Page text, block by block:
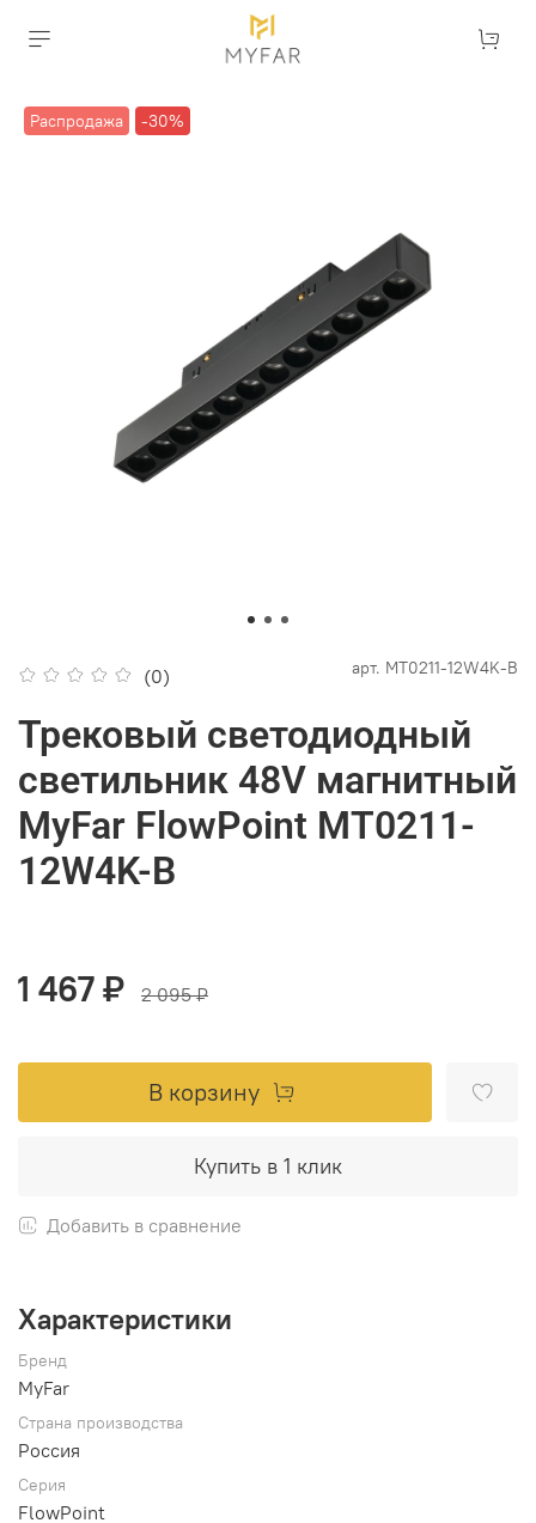
Распродажа -30%
(0) арт. MT0211-12W4K-B
Трековый светодиодный
светильник 48V магнитный
MyFar FlowPoint MT0211-
12W4K-B
1 467 ₽ 2 095 ₽
В корзину
Купить в 1 клик
Добавить в сравнение
Характеристики
Бренд
MyFar
Страна производства
Россия
Серия
FlowPoint